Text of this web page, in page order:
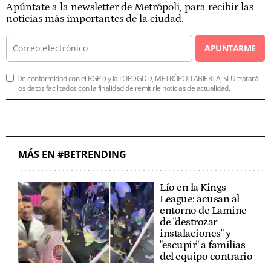
Apúntate a la newsletter de Metrópoli, para recibir las
noticias más importantes de la ciudad.
APUNTARME
De conformidad con el RGPD y la LOPDGDD, METRÓPOLI ABIERTA, SLU tratará
los datos facilitados con la finalidad de remitirle noticias de actualidad.
MÁS EN #BETRENDING
Lío en la Kings
League: acusan al
entorno de Lamine
de "destrozar
instalaciones" y
"escupir" a familias
del equipo contrario